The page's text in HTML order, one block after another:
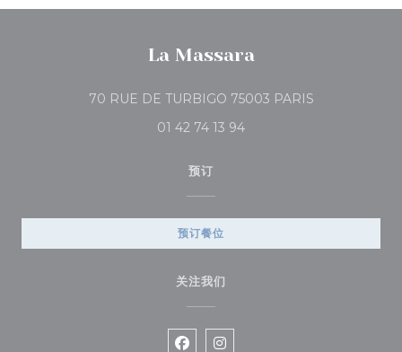
La Massara
70 RUE DE TURBIGO 75003 PARIS((在新窗口中打
01 42 74 13 94
预订
预订餐位
关注我们